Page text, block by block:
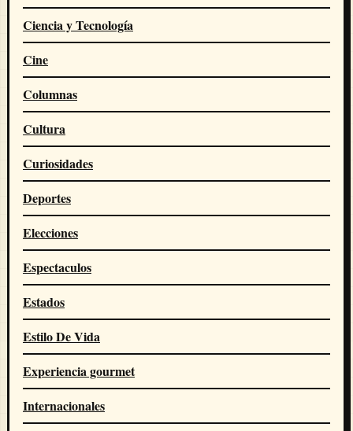
Ciencia y Tecnología
Cine
Columnas
Cultura
Curiosidades
Deportes
Elecciones
Espectaculos
Estados
Estilo De Vida
Experiencia gourmet
Internacionales